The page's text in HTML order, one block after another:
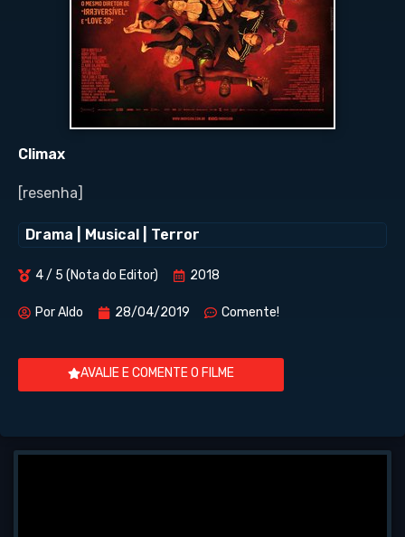
Climax
[resenha]
Drama Musical Terror
4 / 5 (Nota do Editor) 2018
PorAldo 28/04/2019 Comente!
AVALIE E COMENTE O FILME